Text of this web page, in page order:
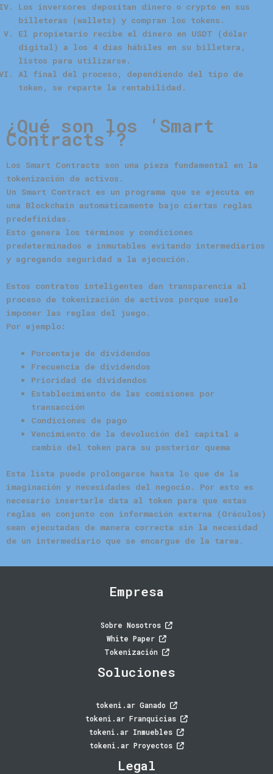
Los inversores depositan dinero o crypto en sus
billeteras (wallets) y compran los tokens.
El propietario recibe el dinero en USDT (dólar
digital) a los 4 días hábiles en su billetera,
listos para utilizarse.
Al final del proceso, dependiendo del tipo de
token, se reparte la rentabilidad.
¿Qué son los ‘Smart
Contracts’?
Los Smart Contracts son una pieza fundamental en la
tokenización de activos.
Un Smart Contract es un programa que se ejecuta en
una Blockchain automáticamente bajo ciertas reglas
predefinidas.
Esto genera los términos y condiciones
predeterminados e inmutables evitando intermediarios
y agregando seguridad a la ejecución.
Estos contratos inteligentes dan transparencia al
proceso de tokenización de activos porque suele
imponer las reglas del juego.
Por ejemplo:
Porcentaje de dividendos
Frecuencia de dividendos
Prioridad de dividendos
Establecimiento de las comisiones por
transacción
Condiciones de pago
Vencimiento de la devolución del capital a
cambio del token para su posterior quema
Esta lista puede prolongarse hasta lo que de la
imaginación y necesidades del negocio. Por esto es
necesario insertarle data al token para que estas
reglas en conjunto con información externa (Oráculos)
sean ejecutadas de manera correcta sin la necesidad
de un intermediario que se encargue de la tarea.
Empresa
Sobre Nosotros
White Paper
Tokenización
Soluciones
tokeni.ar Ganado
tokeni.ar Franquicias
tokeni.ar Inmuebles
tokeni.ar Proyectos
Legal